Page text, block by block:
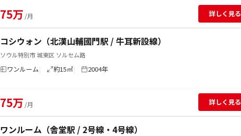
75万 /月 詳しく見る
コシウォン（北漢山輔國門駅 / 牛耳新設線）
ソウル特別市 城東区 ソルセム路
ワンルーム 約15㎡ 2004年
75万 /月 詳しく見る
ワンルーム（舎堂駅 / 2号線・4号線）